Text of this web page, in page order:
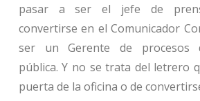
pasar a ser el jefe de
convertirse en el Comunicador
ser un Gerente de procesos
pública. Y no se trata del letrero
puerta de la oficina o de